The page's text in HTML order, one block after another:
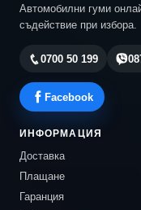
Автомобилни гуми
съдействие при избора.
0700 50 199
Facebook
ИНФОРМАЦИЯ
Доставка
Плащане
Гаранция